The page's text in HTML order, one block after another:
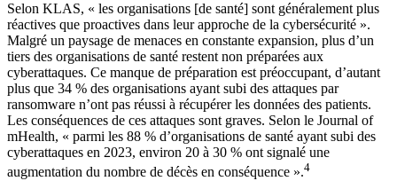
Selon KLAS, « les organisations [de santé] sont généralement plus
réactives que proactives dans leur approche de la cybersécurité ».
Malgré un paysage de menaces en constante expansion, plus d’un
tiers des organisations de santé restent non préparées aux
cyberattaques. Ce manque de préparation est préoccupant, d’autant
plus que 34 % des organisations ayant subi des attaques par
ransomware n’ont pas réussi à récupérer les données des patients.
Les conséquences de ces attaques sont graves. Selon le Journal of
mHealth, « parmi les 88 % d’organisations de santé ayant subi des
cyberattaques en 2023, environ 20 à 30 % ont signalé une
augmentation du nombre de décès en conséquence ».4